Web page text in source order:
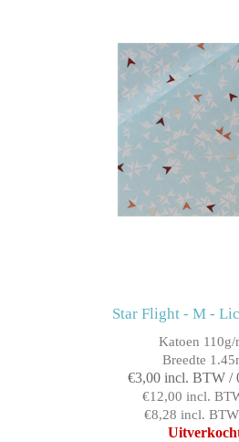
Star Flight - M -
Katoen 110g/
Breedte
€3,00 incl. BTW /
€12,00 incl.
€8,28 incl. BTW